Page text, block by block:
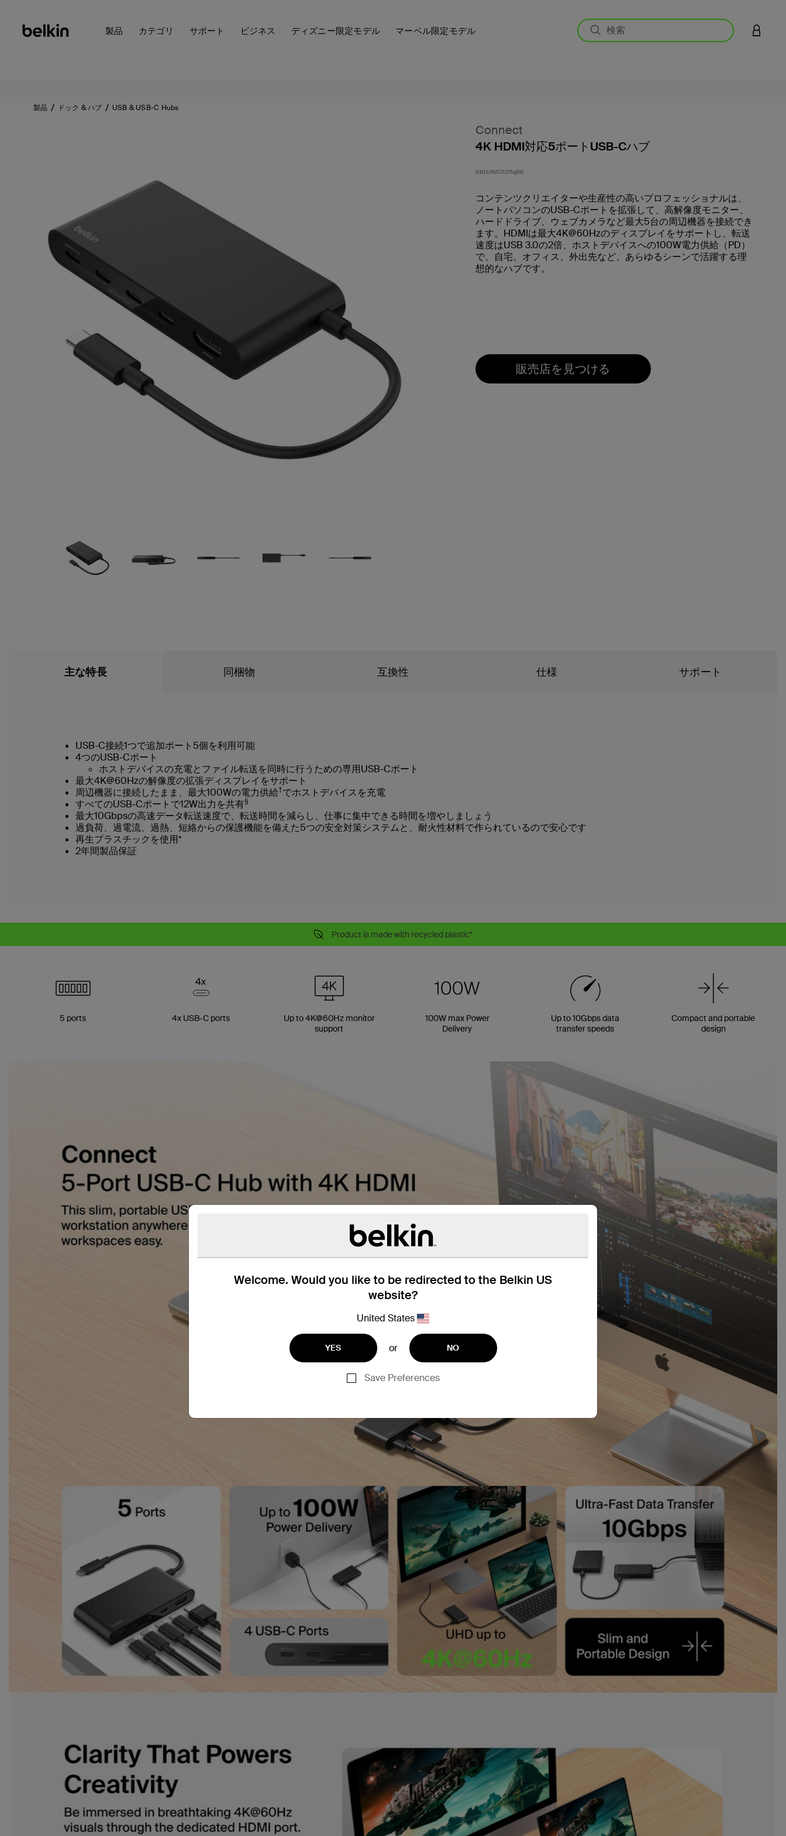
製品 カテゴリ サポート ビジネス ディズニー限定モデル マーベル限定モデル アカウ
Welcome. Would you like to be redirected to the Belkin US
website?
United States
YES or NO
Save Preferences
製品 ドック & ハブ USB & USB-C Hubs
Connect
4K HDMI対応5ポートUSB-Cハブ
SKU:AVC021fqBK
コンテンツクリエイターや生産性の高いプロフェッショナルは、
ノートパソコンのUSB-Cポートを拡張して、高解像度モニター、
ハードドライブ、ウェブカメラなど最大5台の周辺機器を接続でき
ます。HDMIは最大4K@60Hzのディスプレイをサポートし、転送
速度はUSB 3.0の2倍、ホストデバイスへの100W電力供給（PD）
で、自宅、オフィス、外出先など、あらゆるシーンで活躍する理
想的なハブです。
販売店を見つける
主な特長 同梱物 互換性 仕様 サポート
USB-C接続1つで追加ポート5個を利用可能
4つのUSB-Cポート
ホストデバイスの充電とファイル転送を同時に行うための専用USB-Cポート
最大4K@60Hzの解像度の拡張ディスプレイをサポート
周辺機器に接続したまま、最大100Wの電力供給†でホストデバイスを充電
すべてのUSB-Cポートで12W出力を共有§
最大10Gbpsの高速データ転送速度で、転送時間を減らし、仕事に集中できる時間を増やしましょう
過負荷、過電流、過熱、短絡からの保護機能を備えた5つの安全対策システムと、耐火性材料で作られているので安心です
再生プラスチックを使用*
2年間製品保証
Product is made with recycled plastic*
5 ports 4x USB-C ports
Up to 4K@60Hz monitor
support
100W max Power
Delivery
Up to 10Gbps data
transfer speeds
Compact and portable
design